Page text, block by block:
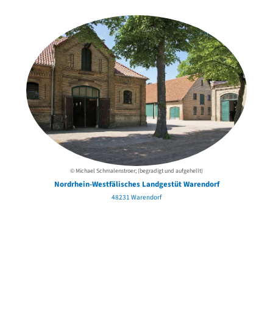
© Michael Schmalenstroer; (begradigt und aufgehellt)
Nordrhein-Westfälisches Landgestüt Warendorf
48231 Warendorf